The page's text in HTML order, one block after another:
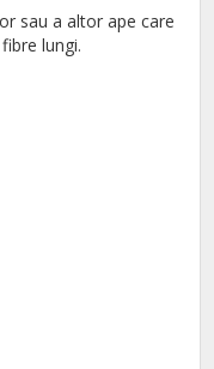
sau a altor ape care
lungi.